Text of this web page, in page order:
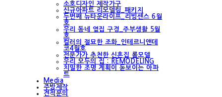
소호디자인 제작가구
신규아파트 리모델링_패키지
두번째 뉴타운라이프_리빙센스 6월
호
우리 동네 옆집 구경_주부생활 5월
호
컬러의 절묘한 조화_인테르니앤데
코4월호
전문가가 추천한 신혼집 롤모델
우리 모두의 집 : REMODELING
치밀한 조명 계획이 돋보이는 아파
트
Media
주방제작
견적문의